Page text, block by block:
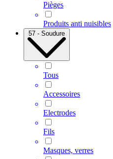
Pièges
Produits anti nuisibles
57 - Soudure
Tous
Accessoires
Electrodes
Fils
Masques, verres